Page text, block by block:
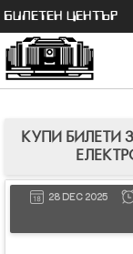
БИЛЕТЕН ЦЕНТЪР
КУПИ БИЛЕТИ
28 DEC 2025